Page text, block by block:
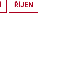
ŘÍJEN